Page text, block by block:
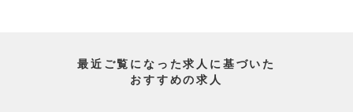
最近ご覧になった求人に基づいた
おすすめの求人